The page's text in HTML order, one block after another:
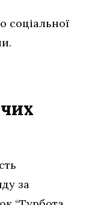
соціальної
за